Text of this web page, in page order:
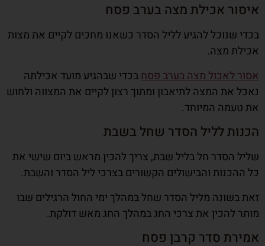
איסור אכילת מצה בערב פסח
בכדי שנוכל להגיע לליל הסדר כשאנו מחכים לקיים את מצות
אכילת מצה.
אסור לאכול מצה בערב פסחבכדי שבהגיע מועד אכילתה
נאכל את המצה לתיאבון ומתוך רצון לקיים את המצווה ולחוש
את טעמה המיוחד.
הכנות לליל הסדר שחל בשבת
שליל הסדר חל בליל שבת, צריך להכין מראש ביום שישי את
כל ההכנות והבישולים הקשורים בצרכי ליל הסדר והשבת.
זאת בשונה מליל הסדר שחל במהלך ימי החול הרגילים שבו
מותר להכין את צרכי החג במהלך החג מאש דולקת.
אמירת סדר קרבן פסח